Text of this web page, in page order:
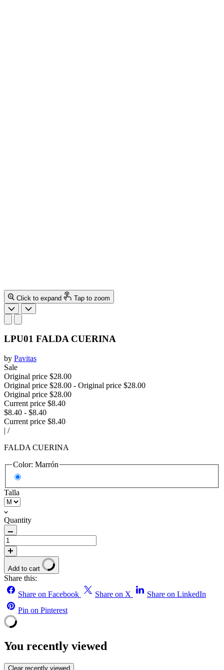
Click to expand Tap to zoom
LPU01 FALDA CUERINA
by Pavitas
Sale
Original price $28.00
Original price $28.00 - Original price $28.00
Original price $28.00
Current price $8.40
$8.40 - $8.40
Current price $8.40
| /
FALDA CUERINA
Color: Marrón
Talla
Quantity
Add to cart
Share this:
Share on Facebook
Share on X
Share on LinkedIn
Pin on Pinterest
You recently viewed
Clear recently viewed